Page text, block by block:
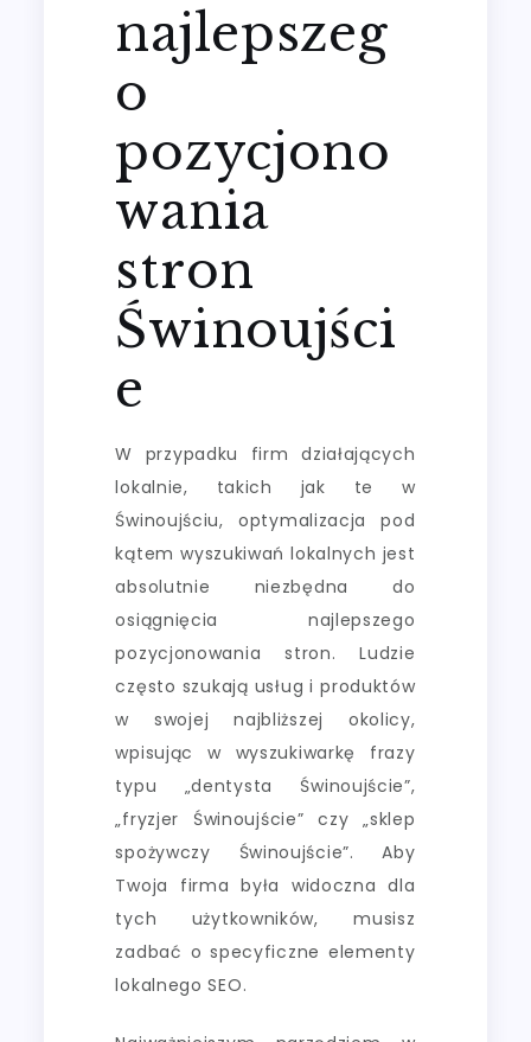
najlepszeg
o
pozycjono
wania
stron
Świnoujści
e
W przypadku firm działających
lokalnie, takich jak te w
Świnoujściu, optymalizacja pod
kątem wyszukiwań lokalnych jest
absolutnie niezbędna do
osiągnięcia najlepszego
pozycjonowania stron. Ludzie
często szukają usług i produktów
w swojej najbliższej okolicy,
wpisując w wyszukiwarkę frazy
typu „dentysta Świnoujście”,
„fryzjer Świnoujście” czy „sklep
spożywczy Świnoujście”. Aby
Twoja firma była widoczna dla
tych użytkowników, musisz
zadbać o specyficzne elementy
lokalnego SEO.